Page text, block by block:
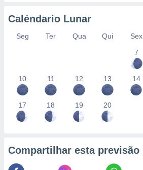
Caléndario Lunar
Seg Ter Qua Qui Sex
7
10 11 12 13 14
17 18 19 20
Compartilhar esta previsão